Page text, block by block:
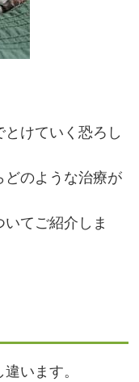
けていく恐ろし
どのような治療が
てご紹介しま
います。